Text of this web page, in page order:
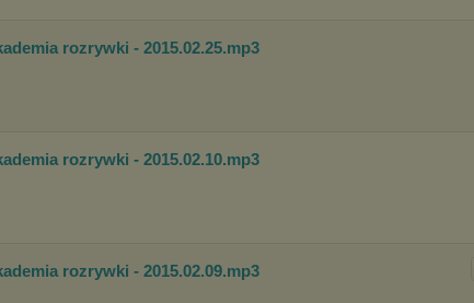
rozrywki - 2015.02.25.mp3
rozrywki - 2015.02.10.mp3
rozrywki - 2015.02.09.mp3